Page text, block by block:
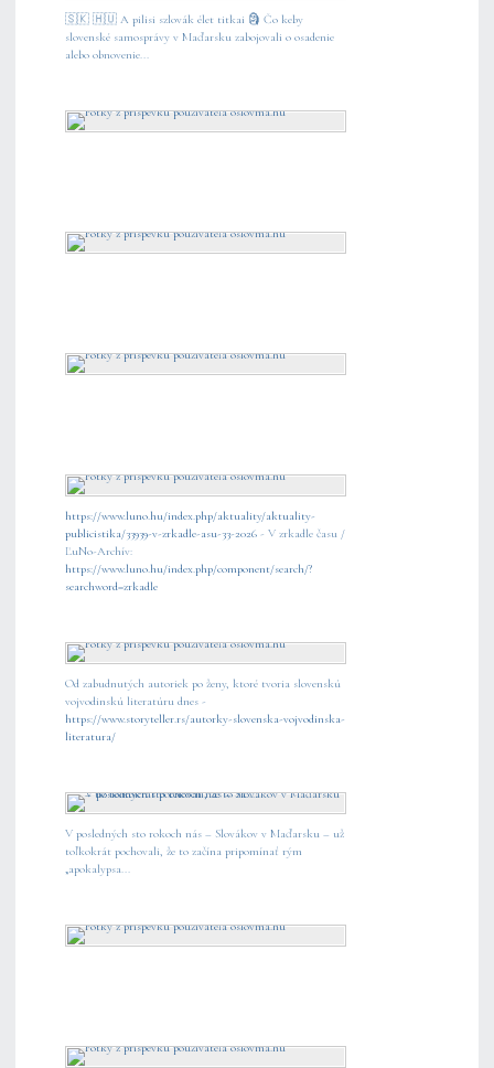
🇸🇰 🇭🇺 A pilisi szlovák élet titkai 🗿 Čo keby
slovenské samosprávy v Maďarsku zabojovali o osadenie
alebo obnovenie...
https://www.luno.hu/index.php/aktuality/aktuality-
publicistika/33939-v-zrkadle-asu-33-2026 - V zrkadle času /
ĽuNo-Archív:
https://www.luno.hu/index.php/component/search/?
searchword=zrkadle
Od zabudnutých autoriek po ženy, ktoré tvoria slovenskú
vojvodinskú literatúru dnes -
https://www.storyteller.rs/autorky-slovenska-vojvodinska-
literatura/
V posledných sto rokoch nás – Slovákov v Maďarsku – už
toľkokrát pochovali, že to začína pripomínať rým
„apokalypsa...